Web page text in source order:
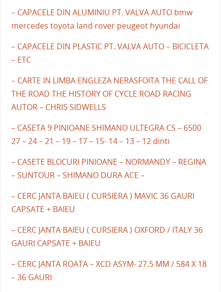
– CAPACELE DIN ALUMINIU PT. VALVA AUTO bmw
mercedes toyota land rover peugeot hyundai
– CAPACELE DIN PLASTIC PT. VALVA AUTO – BICICLETA
– ETC
– CARTE IN LIMBA ENGLEZA NERASFOITA THE CALL OF
THE ROAD THE HISTORY OF CYCLE ROAD RACING
AUTOR – CHRIS SIDWELLS
– CASETA 9 PINIOANE SHIMANO ULTEGRA CS – 6500
27 – 24 – 21 – 19 – 17 – 15- 14 – 13 – 12 dinti
– CASETE BLOCURI PINIOANE – NORMANDY – REGINA
– SUNTOUR – SHIMANO DURA ACE –
– CERC JANTA BAIEU ( CURSIERA ) MAVIC 36 GAURI
CAPSATE + BAIEU
– CERC JANTA BAIEU ( CURSIERA ) OXFORD / ITALY 36
GAURI CAPSATE + BAIEU
– CERC JANTA ROATA – XCD ASYM- 27.5 MM / 584 X 18
– 36 GAURI